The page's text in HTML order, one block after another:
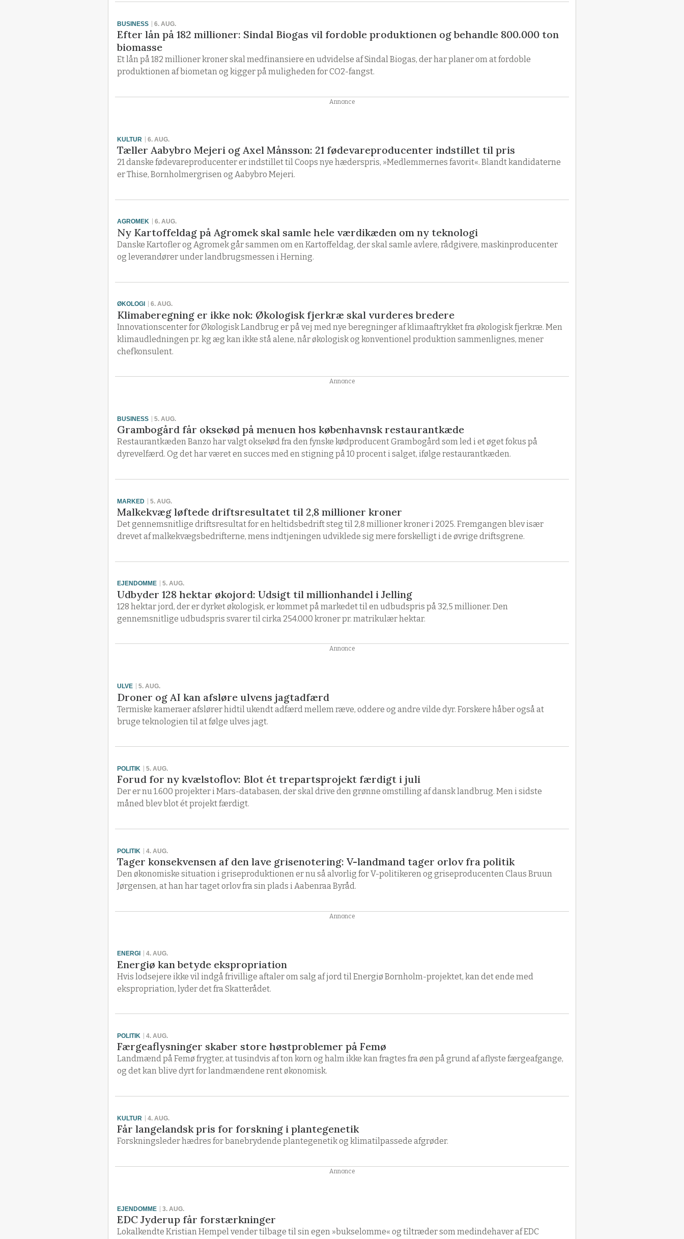
BUSINESS 6. AUG.
Efter lån på 182 millioner: Sindal Biogas vil fordoble produktionen og behandle 800.000 ton
biomasse
Et lån på 182 millioner kroner skal medfinansiere en udvidelse af Sindal Biogas, der har planer om at fordoble
produktionen af biometan og kigger på muligheden for CO2-fangst.
Annonce
KULTUR 6. AUG.
Tæller Aabybro Mejeri og Axel Månsson: 21 fødevareproducenter indstillet til pris
21 danske fødevareproducenter er indstillet til Coops nye hæderspris, »Medlemmernes favorit«. Blandt kandidaterne
er Thise, Bornholmergrisen og Aabybro Mejeri.
AGROMEK 6. AUG.
Ny Kartoffeldag på Agromek skal samle hele værdikæden om ny teknologi
Danske Kartofler og Agromek går sammen om en Kartoffeldag, der skal samle avlere, rådgivere, maskinproducenter
og leverandører under landbrugsmessen i Herning.
ØKOLOGI 6. AUG.
Klimaberegning er ikke nok: Økologisk fjerkræ skal vurderes bredere
Innovationscenter for Økologisk Landbrug er på vej med nye beregninger af klimaaftrykket fra økologisk fjerkræ. Men
klimaudledningen pr. kg æg kan ikke stå alene, når økologisk og konventionel produktion sammenlignes, mener
chefkonsulent.
Annonce
BUSINESS 5. AUG.
Grambogård får oksekød på menuen hos københavnsk restaurantkæde
Restaurantkæden Banzo har valgt oksekød fra den fynske kødproducent Grambogård som led i et øget fokus på
dyrevelfærd. Og det har været en succes med en stigning på 10 procent i salget, ifølge restaurantkæden.
MARKED 5. AUG.
Malkekvæg løftede driftsresultatet til 2,8 millioner kroner
Det gennemsnitlige driftsresultat for en heltidsbedrift steg til 2,8 millioner kroner i 2025. Fremgangen blev især
drevet af malkekvægsbedrifterne, mens indtjeningen udviklede sig mere forskelligt i de øvrige driftsgrene.
EJENDOMME 5. AUG.
Udbyder 128 hektar økojord: Udsigt til millionhandel i Jelling
128 hektar jord, der er dyrket økologisk, er kommet på markedet til en udbudspris på 32,5 millioner. Den
gennemsnitlige udbudspris svarer til cirka 254.000 kroner pr. matrikulær hektar.
Annonce
ULVE 5. AUG.
Droner og AI kan afsløre ulvens jagtadfærd
Termiske kameraer afslører hidtil ukendt adfærd mellem ræve, oddere og andre vilde dyr. Forskere håber også at
bruge teknologien til at følge ulves jagt.
POLITIK 5. AUG.
Forud for ny kvælstoflov: Blot ét trepartsprojekt færdigt i juli
Der er nu 1.600 projekter i Mars-databasen, der skal drive den grønne omstilling af dansk landbrug. Men i sidste
måned blev blot ét projekt færdigt.
POLITIK 4. AUG.
Tager konsekvensen af den lave grisenotering: V-landmand tager orlov fra politik
Den økonomiske situation i griseproduktionen er nu så alvorlig for V-politikeren og griseproducenten Claus Bruun
Jørgensen, at han har taget orlov fra sin plads i Aabenraa Byråd.
Annonce
ENERGI 4. AUG.
Energiø kan betyde ekspropriation
Hvis lodsejere ikke vil indgå frivillige aftaler om salg af jord til Energiø Bornholm-projektet, kan det ende med
ekspropriation, lyder det fra Skatterådet.
POLITIK 4. AUG.
Færgeaflysninger skaber store høstproblemer på Femø
Landmænd på Femø frygter, at tusindvis af ton korn og halm ikke kan fragtes fra øen på grund af aflyste færgeafgange,
og det kan blive dyrt for landmændene rent økonomisk.
KULTUR 4. AUG.
Får langelandsk pris for forskning i plantegenetik
Forskningsleder hædres for banebrydende plantegenetik og klimatilpassede afgrøder.
Annonce
EJENDOMME 3. AUG.
EDC Jyderup får forstærkninger
Lokalkendte Kristian Hempel vender tilbage til sin egen »bukselomme« og tiltræder som medindehaver af EDC